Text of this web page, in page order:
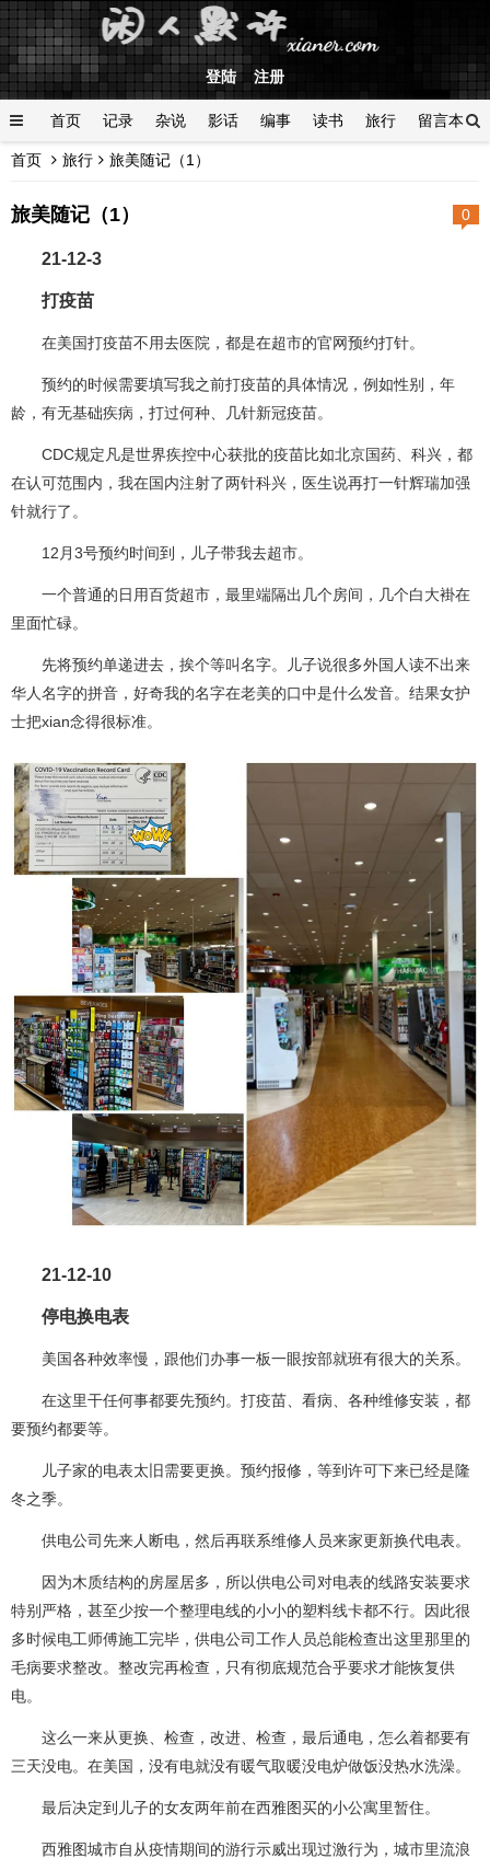
登陆 注册
首页 记录 杂说 影话 编事 读书 旅行 留言本
登陆
首页 旅行 旅美随记（1）
0
旅美随记（1）
21-12-3
打疫苗
在美国打疫苗不用去医院，都是在超市的官网预约打针。
预约的时候需要填写我之前打疫苗的具体情况，例如性别，年
龄，有无基础疾病，打过何种、几针新冠疫苗。
CDC规定凡是世界疾控中心获批的疫苗比如北京国药、科兴，都
在认可范围内，我在国内注射了两针科兴，医生说再打一针辉瑞加强
针就行了。
12月3号预约时间到，儿子带我去超市。
一个普通的日用百货超市，最里端隔出几个房间，几个白大褂在
里面忙碌。
先将预约单递进去，挨个等叫名字。儿子说很多外国人读不出来
华人名字的拼音，好奇我的名字在老美的口中是什么发音。结果女护
士把xian念得很标准。
21-12-10
停电换电表
美国各种效率慢，跟他们办事一板一眼按部就班有很大的关系。
在这里干任何事都要先预约。打疫苗、看病、各种维修安装，都
要预约都要等。
儿子家的电表太旧需要更换。预约报修，等到许可下来已经是隆
冬之季。
供电公司先来人断电，然后再联系维修人员来家更新换代电表。
因为木质结构的房屋居多，所以供电公司对电表的线路安装要求
特别严格，甚至少按一个整理电线的小小的塑料线卡都不行。因此很
多时候电工师傅施工完毕，供电公司工作人员总能检查出这里那里的
毛病要求整改。整改完再检查，只有彻底规范合乎要求才能恢复供
电。
这么一来从更换、检查，改进、检查，最后通电，怎么着都要有
三天没电。在美国，没有电就没有暖气取暖没电炉做饭没热水洗澡。
最后决定到儿子的女友两年前在西雅图买的小公寓里暂住。
西雅图城市自从疫情期间的游行示威出现过激行为，城市里流浪